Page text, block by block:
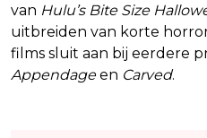
van Hulu’s Bite Size
uitbreiden van korte
films sluit aan bij eerdere
Appendageen Carved.